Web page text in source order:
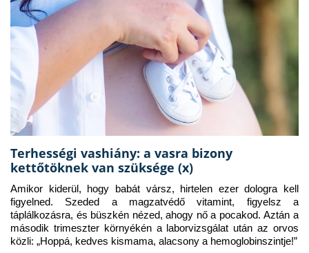
Terhességi vashiány: a vasra bizony
kettőtöknek van szüksége (x)
Amikor kiderül, hogy babát vársz, hirtelen ezer dologra kell
figyelned. Szeded a magzatvédő vitamint, figyelsz a
táplálkozásra, és büszkén nézed, ahogy nő a pocakod. Aztán a
második trimeszter környékén a laborvizsgálat után az orvos
közli: „Hoppá, kedves kismama, alacsony a hemoglobinszintje!”